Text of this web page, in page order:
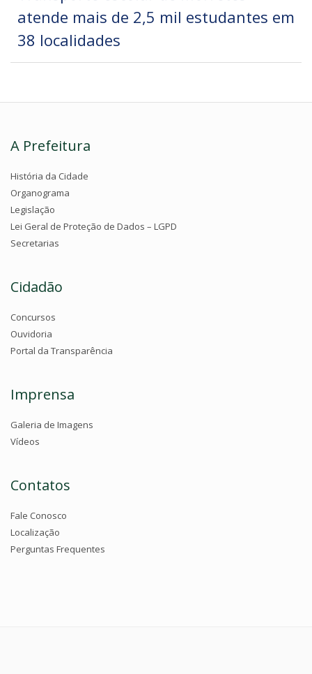
atende mais de 2,5 mil estudantes em
38 localidades
A Prefeitura
História da Cidade
Organograma
Legislação
Lei Geral de Proteção de Dados – LGPD
Secretarias
Cidadão
Concursos
Ouvidoria
Portal da Transparência
Imprensa
Galeria de Imagens
Vídeos
Contatos
Fale Conosco
Localização
Perguntas Frequentes